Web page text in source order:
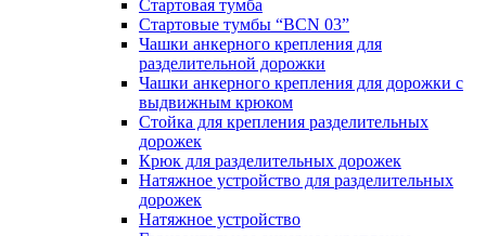
Стартовая тумба
Стартовые тумбы “BCN 03”
Чашки анкерного крепления для
разделительной дорожки
Чашки анкерного крепления для дорожки с
выдвижным крюком
Стойка для крепления разделительных
дорожек
Крюк для разделительных дорожек
Натяжное устройство для разделительных
дорожек
Натяжное устройство